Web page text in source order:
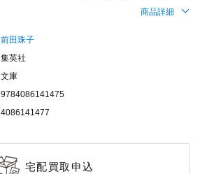
商品詳細
前田珠子
集英社
文庫
9784086141475
4086141477
宅配買取申込